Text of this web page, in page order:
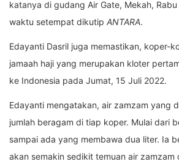
katanya di gudang Air Gate, Mekah,
waktu setempat dikutip ANTARA.
Edayanti Dasril juga memastikan, koper-
jamaah haji yang merupakan kloter
ke Indonesia pada Jumat, 15 Juli 2022.
Edayanti mengatakan, air zamzam yang
jumlah beragam di tiap koper. Mulai dari
sampai ada yang membawa dua liter. Ia
akan semakin sedikit temuan air zamzam